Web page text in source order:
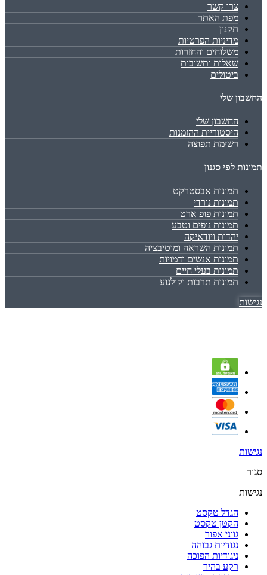
צרו קשר
מפת האתר
תקנון
מדיניות הפרטיות
משלוחים והחזרות
שאלות ותשובות
ביטולים
החשבון שלי
החשבון שלי
היסטוריית ההזמנות
רשימת תפוצה
תמונות לפי סגנון
תמונות אבסטרקט
תמונות נורדי
תמונות פופ ארט
תמונות נופים וטבע
יהדות ויודאיקה
תמונות השראה ומוטיבציה
תמונות אנשים ודמויות
תמונות בעלי חיים
תמונות תרבות וקולנוע
נגישות
נגישות
סגור
נגישות
הגדל טקסט
הקטן טקסט
גווני אפור
נגודיות גבוהה
ניגודיות הפוכה
רקע בהיר